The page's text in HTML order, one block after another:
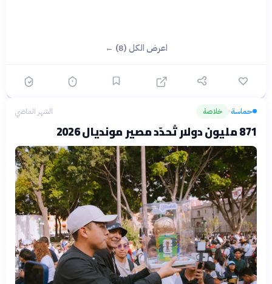
اعرض الكل (8) ←
حماسة› خلاصة الشهر الماضي
871 مليون دولار تُحدّد مصير مونديال 2026